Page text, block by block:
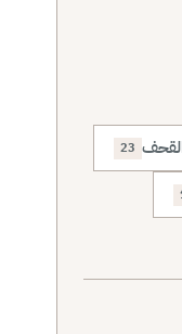
23